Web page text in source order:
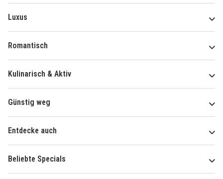
Luxus
Romantisch
Kulinarisch & Aktiv
Günstig weg
Entdecke auch
Beliebte Specials